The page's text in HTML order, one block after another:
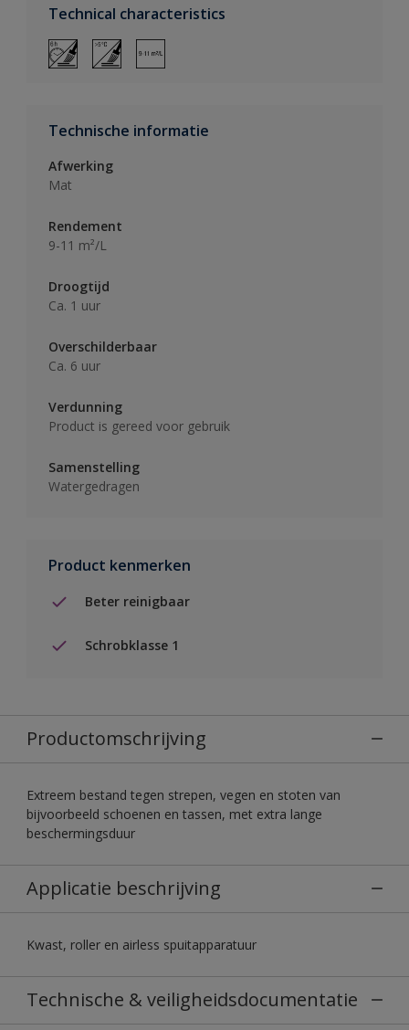
Technical characteristics
Technische informatie
Afwerking
Mat
Rendement
9-11 m²/L
Droogtijd
Ca. 1 uur
Overschilderbaar
Ca. 6 uur
Verdunning
Product is gereed voor gebruik
Samenstelling
Watergedragen
Product kenmerken
Beter reinigbaar
Schrobklasse 1
Productomschrijving
Extreem bestand tegen strepen, vegen en stoten van
bijvoorbeeld schoenen en tassen, met extra lange
beschermingsduur
Applicatie beschrijving
Kwast, roller en airless spuitapparatuur
Technische & veiligheidsdocumentatie